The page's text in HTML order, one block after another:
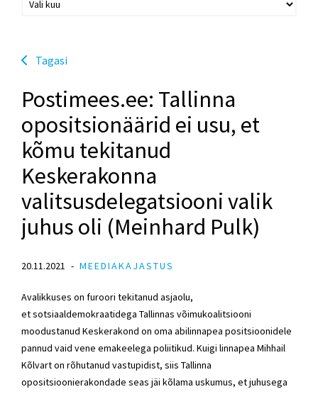
Tagasi
Postimees.ee: Tallinna
opositsionäärid ei usu, et
kõmu tekitanud
Keskerakonna
valitsusdelegatsiooni valik
juhus oli (Meinhard Pulk)
20.11.2021 MEEDIAKAJASTUS
Avalikkuses on furoori tekitanud asjaolu,
etsotsiaaldemokraatidega Tallinnas võimukoalitsiooni
moodustanud Keskerakond on oma abilinnapea positsioonidele
pannud vaid vene emakeelega poliitikud. Kuigi linnapea Mihhail
Kõlvarton rõhutanud vastupidist, siis Tallinna
opositsioonierakondade seas jäi kõlama uskumus, et juhusega